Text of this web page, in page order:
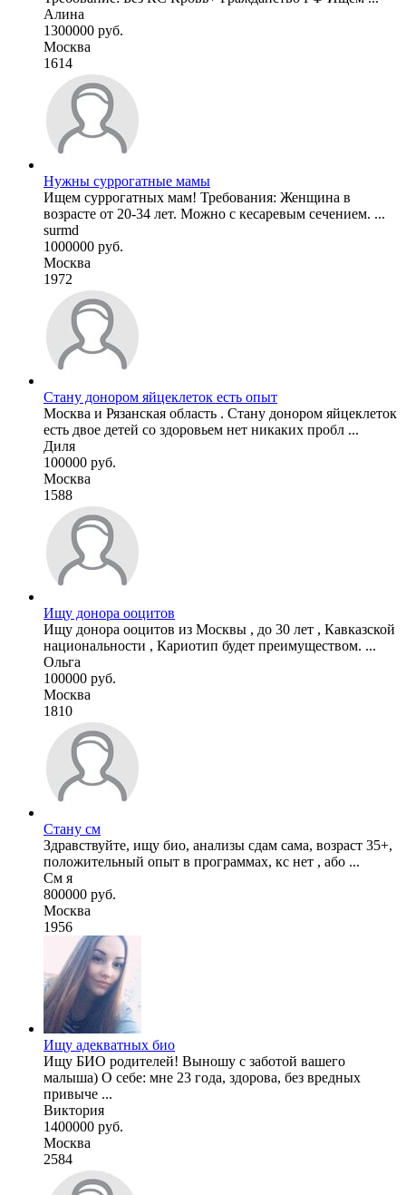
Алина
1300000 руб.
Москва
1614
Нужны суррогатные мамы
Ищем суррогатных мам! Требования: Женщина в
возрасте от 20-34 лет. Можно с кесаревым сечением. ...
surmd
1000000 руб.
Москва
1972
Стану донором яйцеклеток есть опыт
Москва и Рязанская область . Стану донором яйцеклеток
есть двое детей со здоровьем нет никаких пробл ...
Диля
100000 руб.
Москва
1588
Ищу донора ооцитов
Ищу донора ооцитов из Москвы , до 30 лет , Кавказской
национальности , Кариотип будет преимуществом. ...
Ольга
100000 руб.
Москва
1810
Стану см
Здравствуйте, ищу био, анализы сдам сама, возраст 35+,
положительный опыт в программах, кс нет , або ...
См я
800000 руб.
Москва
1956
Ищу адекватных био
Ищу БИО родителей! Выношу с заботой вашего
малыша) О себе: мне 23 года, здорова, без вредных
привыче ...
Виктория
1400000 руб.
Москва
2584